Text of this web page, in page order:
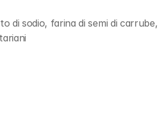
di sodio, farina di semi di carrube,